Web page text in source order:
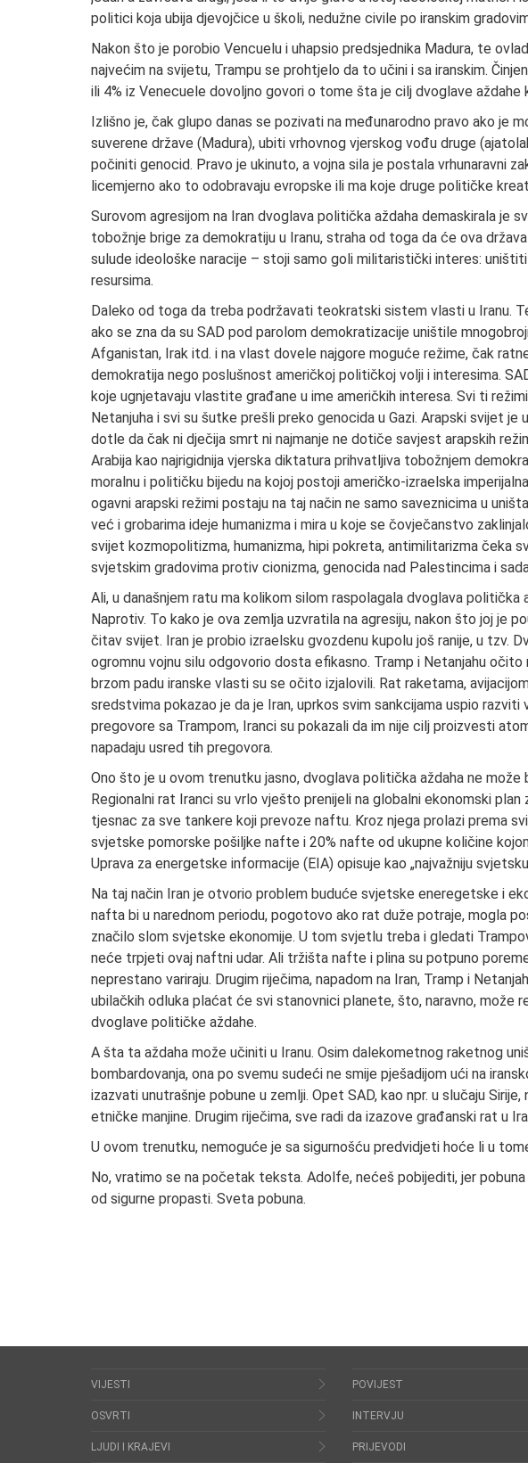
politici koja ubija djevojčice u školi, nedužne civile po iranskim
Nakon što je porobio Vencuelu i uhapsio predsjednika Madura, te
najvećim na svijetu, Trampu se prohtjelo da to učini i sa iranskim.
ili 4% iz Venecuele dovoljno govori o tome šta je cilj dvoglave aždahe
Izlišno je, čak glupo danas se pozivati na međunarodno pravo ako je
suverene države (Madura), ubiti vrhovnog vjerskog vođu druge
počiniti genocid. Pravo je ukinuto, a vojna sila je postala vrhunaravni
licemjerno ako to odobravaju evropske ili ma koje druge političke
Surovom agresijom na Iran dvoglava politička aždaha demaskirala je
tobožnje brige za demokratiju u Iranu, straha od toga da će ova
sulude ideološke naracije – stoji samo goli militaristički interes:
resursima.
Daleko od toga da treba podržavati teokratski sistem vlasti u Iranu.
ako se zna da su SAD pod parolom demokratizacije uništile
Afganistan, Irak itd. i na vlast dovele najgore moguće režime, čak
demokratija nego poslušnost američkoj političkoj volji i interesima.
koje ugnjetavaju vlastite građane u ime američkih interesa. Svi ti
Netanjuha i svi su šutke prešli preko genocida u Gazi. Arapski svijet
dotle da čak ni dječija smrt ni najmanje ne dotiče savjest arapskih
Arabija kao najrigidnija vjerska diktatura prihvatljiva tobožnjem
moralnu i političku bijedu na kojoj postoji američko-izraelska
ogavni arapski režimi postaju na taj način ne samo saveznicima u
već i grobarima ideje humanizma i mira u koje se čovječanstvo
svijet kozmopolitizma, humanizma, hipi pokreta, antimilitarizma čeka
svjetskim gradovima protiv cionizma, genocida nad Palestincima i
Ali, u današnjem ratu ma kolikom silom raspolagala dvoglava politička
Naprotiv. To kako je ova zemlja uzvratila na agresiju, nakon što joj je
čitav svijet. Iran je probio izraelsku gvozdenu kupolu još ranije, u tzv.
ogromnu vojnu silu odgovorio dosta efikasno. Tramp i Netanjahu očito
brzom padu iranske vlasti su se očito izjalovili. Rat raketama,
sredstvima pokazao je da je Iran, uprkos svim sankcijama uspio
pregovore sa Trampom, Iranci su pokazali da im nije cilj proizvesti
napadaju usred tih pregovora.
Ono što je u ovom trenutku jasno, dvoglava politička aždaha ne može
Regionalni rat Iranci su vrlo vješto prenijeli na globalni ekonomski
tjesnac za sve tankere koji prevoze naftu. Kroz njega prolazi prema
svjetske pomorske pošiljke nafte i 20% nafte od ukupne količine
Uprava za energetske informacije (EIA) opisuje kao „najvažniju
Na taj način Iran je otvorio problem buduće svjetske eneregetske i
nafta bi u narednom periodu, pogotovo ako rat duže potraje, mogla
značilo slom svjetske ekonomije. U tom svjetlu treba i gledati
neće trpjeti ovaj naftni udar. Ali tržišta nafte i plina su potpuno
neprestano variraju. Drugim riječima, napadom na Iran, Tramp i
ubilačkih odluka plaćat će svi stanovnici planete, što, naravno, može
dvoglave političke aždahe.
A šta ta aždaha može učiniti u Iranu. Osim dalekometnog raketnog
bombardovanja, ona po svemu sudeći ne smije pješadijom ući na
izazvati unutrašnje pobune u zemlji. Opet SAD, kao npr. u slučaju
etničke manjine. Drugim riječima, sve radi da izazove građanski rat u
U ovom trenutku, nemoguće je sa sigurnošću predvidjeti hoće li u
No, vratimo se na početak teksta. Adolfe, nećeš pobijediti, jer
od sigurne propasti. Sveta pobuna.
VIJESTI
OSVRTI
LJUDI I KRAJEVI
POVIJEST
INTERVJU
PRIJEVODI